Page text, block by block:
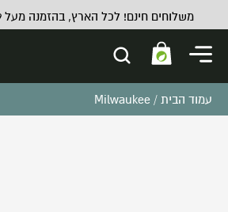
משלוחים חינם! לכל הארץ, בהזמנה מעל ₪299
עמוד הבית / Milwaukee